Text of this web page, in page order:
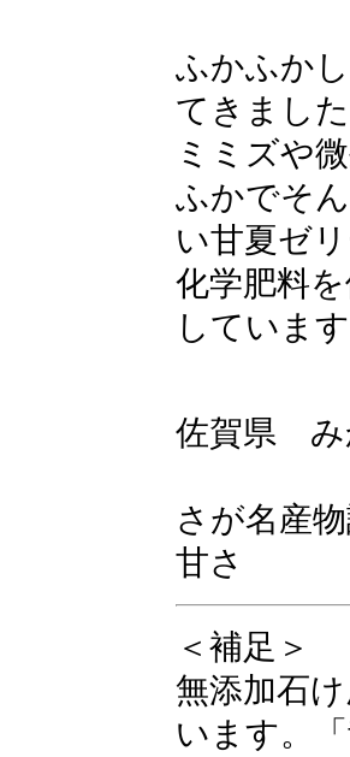
ふかふか
てきました
ミミズや
ふかでそ
い甘夏ゼ
化学肥料
していま
佐賀県 み
さが名産
甘さ
＜補足＞
無添加石
います。